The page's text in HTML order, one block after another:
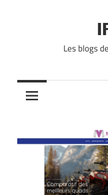
Les blogs